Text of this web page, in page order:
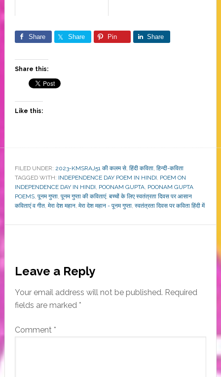
Share Share Pin Share
Share this:
Like this:
FILED UNDER: 2023-KMSRAJ51 की कलम से, हिंदी कविता, हिन्दी-कविता
TAGGED WITH: INDEPENDENCE DAY POEM IN HINDI POEM ON
INDEPENDENCE DAY IN HINDI POONAM GUPTA, POONAM GUPTA
POEMS, पूनम गुप्ता, पूनम गुप्ता की कविताएं, बच्चों के लिए स्वतंत्रता दिवस पर आसान
कविताएं व गीत, मेरा देश महान, मेरा देश महान - पूनम गुप्ता, स्वतंत्रता दिवस पर कविता हिंदी में
Reader
Interactions
Leave a Reply
Your email address will not be published. Required
fields are marked *
Comment *